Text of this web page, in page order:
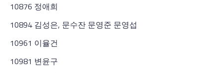
10876 정애희
10894 김성은, 문수잔 문영준 문영섭
10961 이율건
10981 변윤구